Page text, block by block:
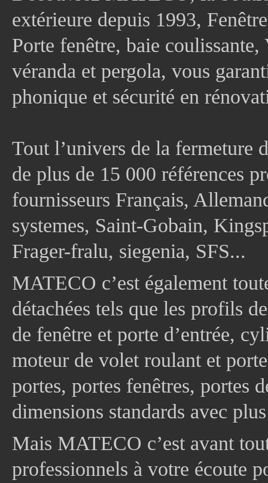
extérieure depuis 1993,
Porte fenêtre, baie
véranda et pergola, vous
phonique et sécurité en
Tout l’univers de la fermeture
de plus de 15 000 références
fournisseurs Français,
systemes, Saint-Gobain,
Frager-fralu, siegenia, SFS...
MATECO c’est également
détachées tels que les profils
de fenêtre et porte d’entrée,
moteur de volet roulant et
portes, portes fenêtres, portes
dimensions standards avec
Mais MATECO c’est avant
professionnels à votre écoute